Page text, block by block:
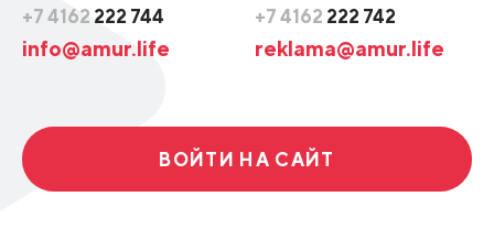
+7 4162 222 744
info@amur.life
+7 4162 222 742
reklama@amur.life
ВОЙТИ НА САЙТ